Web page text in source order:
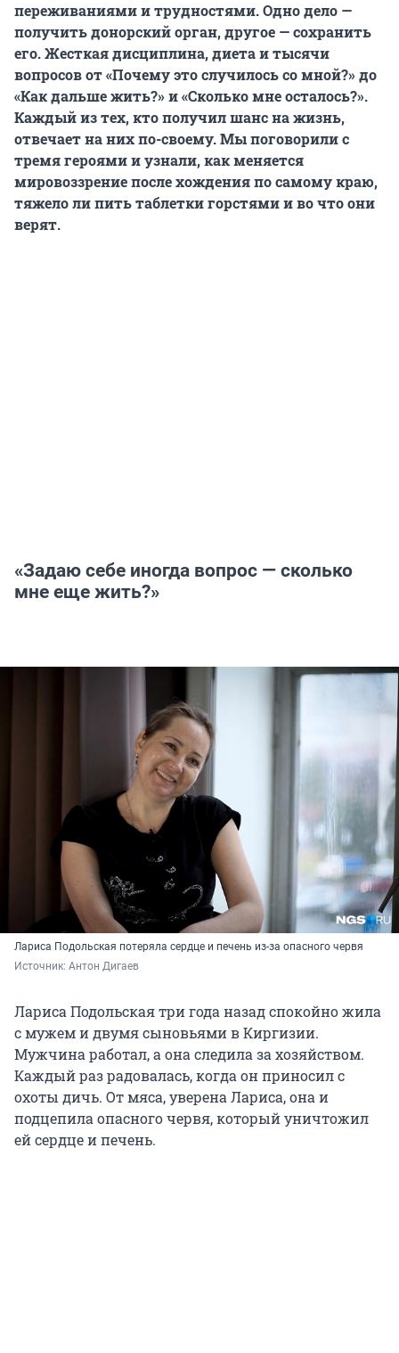
переживаниями и трудностями. Одно дело —
получить донорский орган, другое — сохранить
его. Жесткая дисциплина, диета и тысячи
вопросов от «Почему это случилось со мной?» до
«Как дальше жить?» и «Сколько мне осталось?».
Каждый из тех, кто получил шанс на жизнь,
отвечает на них по-своему. Мы поговорили с
тремя героями и узнали, как меняется
мировоззрение после хождения по самому краю,
тяжело ли пить таблетки горстями и во что они
верят.
«Задаю себе иногда вопрос — сколько
мне еще жить?»
Лариса Подольская потеряла сердце и печень из-за опасного червя
Источник: Антон Дигаев
Лариса Подольская три года назад спокойно жила
с мужем и двумя сыновьями в Киргизии.
Мужчина работал, а она следила за хозяйством.
Каждый раз радовалась, когда он приносил с
охоты дичь. От мяса, уверена Лариса, она и
подцепила опасного червя, который уничтожил
ей сердце и печень.